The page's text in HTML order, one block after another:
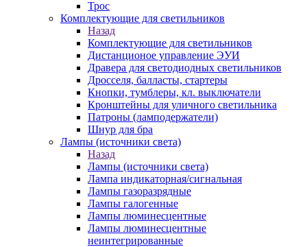
Трос
Комплектующие для светильников
Назад
Комплектующие для светильников
Дистанционое управление ЭУИ
Дравера для светодиодных светильников
Дросселя, балласты, стартеры
Кнопки, тумблеры, кл. выключатели
Кронштейны для уличного светильника
Патроны (ламподержатели)
Шнур для бра
Лампы (источники света)
Назад
Лампы (источники света)
Лампа индикаторная/сигнальная
Лампы газоразрядные
Лампы галогенные
Лампы люминесцентные
Лампы люминесцентные
неинтегрированные